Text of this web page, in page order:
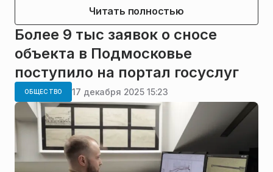
Читать полностью
Более 9 тыс заявок о сносе
объекта в Подмосковье
поступило на портал госуслуг
ОБЩЕСТВО 17 декабря 2025 15:23